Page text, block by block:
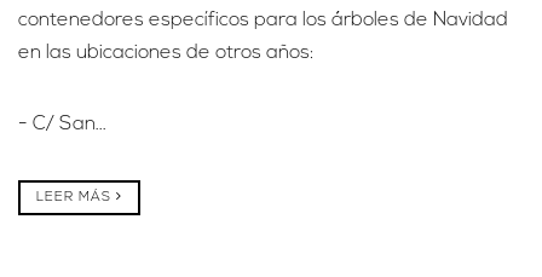
contenedores específicos para los árboles de Navidad
en las ubicaciones de otros años:
- C/ San...
LEER MÁS